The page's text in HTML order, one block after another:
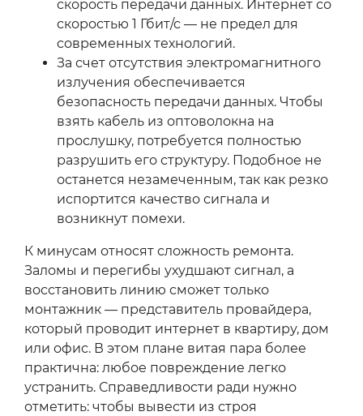
скорость передачи данных. Интернет со
скоростью 1 Гбит/с — не предел для
современных технологий.
За счет отсутствия электромагнитного
излучения обеспечивается
безопасность передачи данных. Чтобы
взять кабель из оптоволокна на
прослушку, потребуется полностью
разрушить его структуру. Подобное не
останется незамеченным, так как резко
испортится качество сигнала и
возникнут помехи.
К минусам относят сложность ремонта.
Заломы и перегибы ухудшают сигнал, а
восстановить линию сможет только
монтажник — представитель провайдера,
который проводит интернет в квартиру, дом
или офис. В этом плане витая пара более
практична: любое повреждение легко
устранить. Справедливости ради нужно
отметить: чтобы вывести из строя